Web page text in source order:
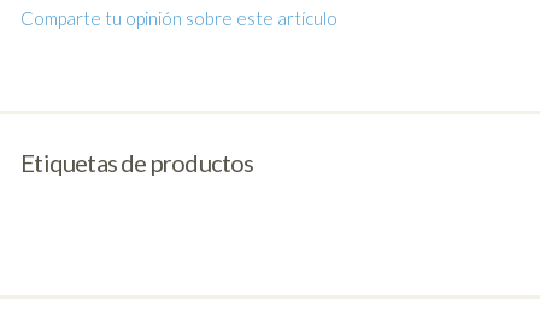
Comparte tu opinión sobre este artículo
Etiquetas de productos